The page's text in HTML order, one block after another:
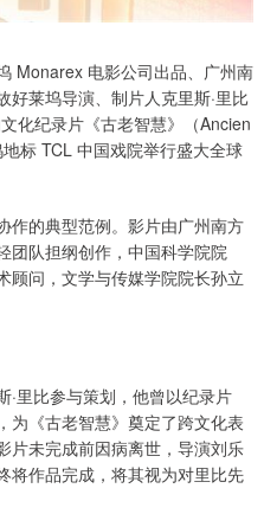
Monarex 电影公司出品、广州南
莱坞导演、制片人克里斯·里比
化纪录片《古老智慧》（Ancien
标 TCL 中国戏院举行盛大全球
作的典型范例。影片由广州南方
团队担纲创作，中国科学院院
顾问，文学与传媒学院院长孙立
·里比参与策划，他曾以纪录片
为《古老智慧》奠定了跨文化表
片未完成前因病离世，导演刘乐
将作品完成，将其视为对里比先